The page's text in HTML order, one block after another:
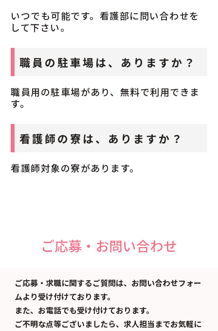
いつでも可能です。看護部に問い合わせを
して下さい。
職員の駐車場は、ありますか？
職員用の駐車場があり、無料で利用できま
す。
看護師の寮は、ありますか？
看護師対象の寮があります。
ご応募・お問い合わせ
ご応募・求職に関するご質問は、お問い合わせフォー
ムより受け付けております。
また、お電話でも受け付けております。
ご不明な点等ございましたら、求人担当までお気軽に